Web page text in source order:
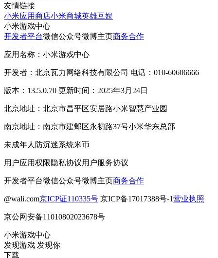
友情链接
小米应用商店小米商城英雄互娱
小米游戏中心
开发者平台微信公众号微博主页商务合作
应用名称：小米游戏中心
开发者：北京瓦力网络科技有限公司 电话：010-60606666
版本：13.5.0.70 更新时间：2025年3月24日
北京地址：北京市昌平区安居路小米智慧产业园
南京地址：南京市建邺区永初路37号小米华东总部
未成年人防沉迷系统米币
用户应用权限隐私协议用户服务协议
开发者平台微信公众号微博主页商务合作
@wali.com京ICP证110335号 京ICP备17017388号-1营业执照
京公网安备11010802023678号
小米游戏中心
发现游戏 发现你
下载